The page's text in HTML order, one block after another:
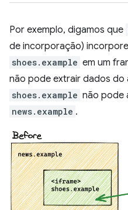
Por exemplo, digamos que
de incorporação)
shoes.example em um
não pode extrair dados do
shoes.example não pode
news.example .